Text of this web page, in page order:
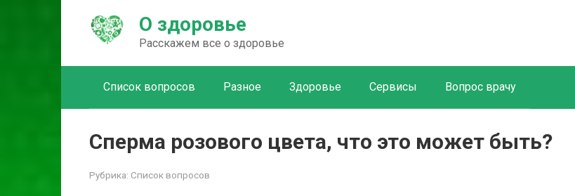
О здоровье
Расскажем все о здоровье
Список вопросов Разное Здоровье Сервисы Вопрос врачу
Сперма розового цвета, что это может быть?
Рубрика: Список вопросов